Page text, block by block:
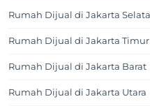
Rumah Dijual di Jakarta
Rumah Dijual di Jakarta Timur
Rumah Dijual di Jakarta Barat
Rumah Dijual di Jakarta Utara